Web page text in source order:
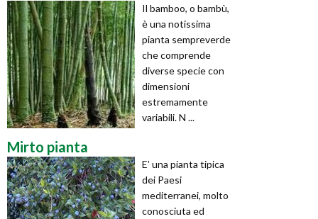
Il bamboo, o bambù,
è una notissima
pianta sempreverde
che comprende
diverse specie con
dimensioni
estremamente
variabili. N ...
Mirto pianta
E’ una pianta tipica
dei Paesi
mediterranei, molto
conosciuta ed